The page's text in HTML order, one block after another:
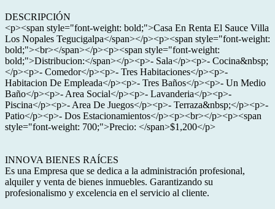
DESCRIPCIÓN
<p><span style="font-weight: bold;">Casa En Renta El Sauce Villa
Los Nopales Tegucigalpa</span></p><p><span style="font-weight:
bold;"><br></span></p><p><span style="font-weight:
bold;">Distribucion:</span></p><p>- Sala</p><p>- Cocina&nbsp;
</p><p>- Comedor</p><p>- Tres Habitaciones</p><p>-
Habitacion De Empleada</p><p>- Tres Baños</p><p>- Un Medio
Baño</p><p>- Area Social</p><p>- Lavanderia</p><p>-
Piscina</p><p>- Area De Juegos</p><p>- Terraza&nbsp;</p><p>-
Patio</p><p>- Dos Estacionamientos</p><p><br></p><p><span
style="font-weight: 700;">Precio: </span>$1,200</p>
INNOVA BIENES RAÍCES
Es una Empresa que se dedica a la administración profesional,
alquiler y venta de bienes inmuebles. Garantizando su
profesionalismo y excelencia en el servicio al cliente.